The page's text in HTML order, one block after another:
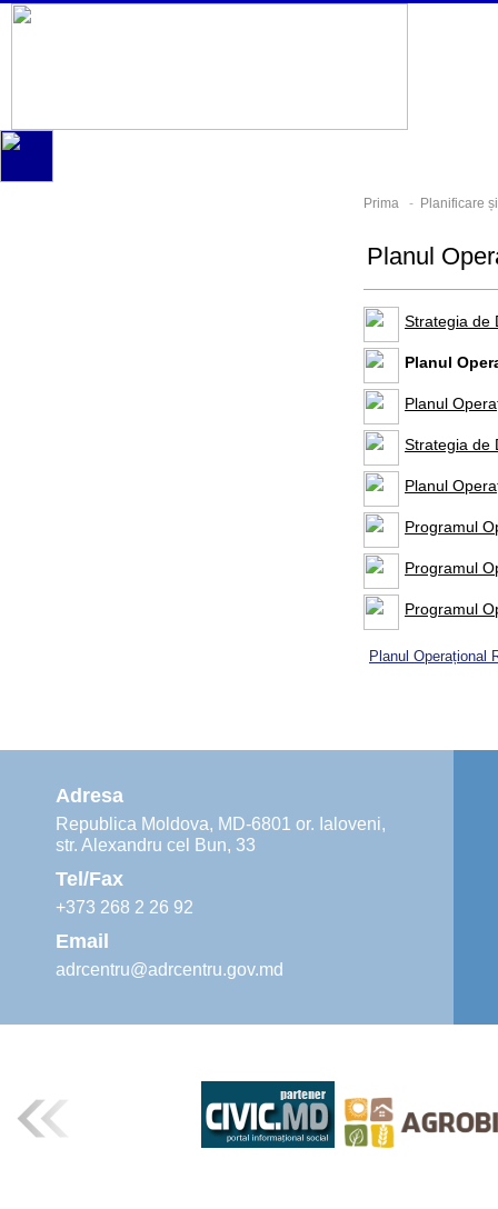
Prima - Planificare
Planul
Strategia de
Planul
Planul
Strategia de
Planul
Programul
Programul
Programul
Planul Operațional
Adresa
Republica Moldova, MD-6801 or. Ialoveni,
str. Alexandru cel Bun, 33
Tel/Fax
+373 268 2 26 92
Email
adrcentru@adrcentru.gov.md